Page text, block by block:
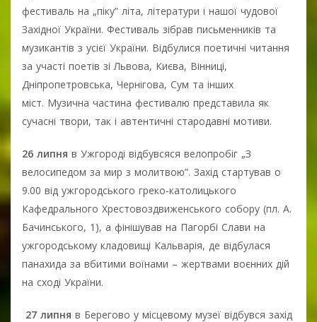
фестиваль на „піку” літа, літератури і нашої чудової
Західної України. Фестиваль зібрав письменників та
музикантів з усієї України. Відбулися поетичні читання
за участі поетів зі Львова, Києва, Вінниці,
Дніпропетровська, Чернігова, Сум та інших
міст. Музична частина фестивалю представила як
сучасні твори, так і автентичні стародавні мотиви.
26 липня в Ужгороді відбувсяся велопробіг „З
велосипедом за мир з молитвою”. Захід стартував о
9.00 від ужгородського греко-католицького
Кафедрального Хрестовоздвиженського собору (пл. А.
Бачинського, 1), а фінішував на Пагорбі Слави на
ужгородському кладовищі Кальварія, де відбулася
панахида за вбитими воїнами – жертвами воєнних дій
на сході України.
27 липня в Берегово у місцевому музеї відбувся захід